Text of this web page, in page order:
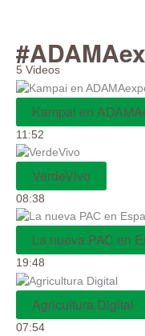
5 Videos
Kampai en
11:52
VerdeVivo
08:38
La nueva PAC en
19:48
Agricultura Digital
07:54